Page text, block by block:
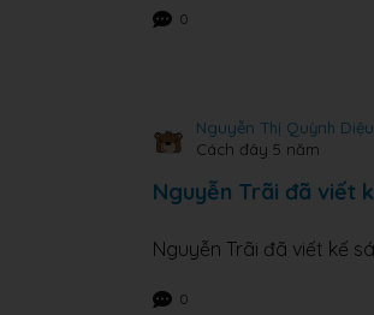
0
Nguyễn Thị Quỳnh Diệu
Cách đây 5 năm
Nguyễn Trãi đã viết
Nguyễn Trãi đã viết kế
0